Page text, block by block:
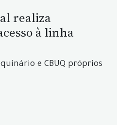
realiza
à linha
e CBUQ próprios